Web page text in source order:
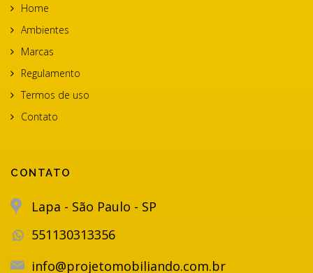
Home
Ambientes
Marcas
Regulamento
Termos de uso
Contato
CONTATO
Lapa - São Paulo - SP
551130313356
info@projetomobiliando.com.br